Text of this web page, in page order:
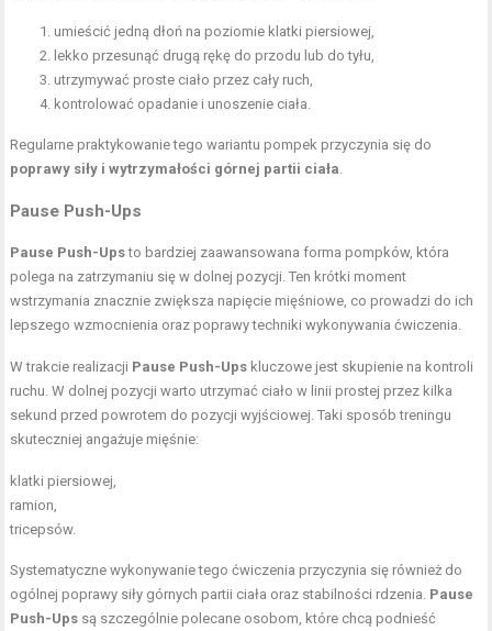
umieścić jedną dłoń na poziomie klatki piersiowej,
lekko przesunąć drugą rękę do przodu lub do tyłu,
utrzymywać proste ciało przez cały ruch,
kontrolować opadanie i unoszenie ciała.
Regularne praktykowanie tego wariantu pompek przyczynia się do
poprawy siły i wytrzymałości górnej partii ciała.
Pause Push-Ups
Pause Push-Upsto bardziej zaawansowana forma pompków, która
polega na zatrzymaniu się w dolnej pozycji. Ten krótki moment
wstrzymania znacznie zwiększa napięcie mięśniowe, co prowadzi do ich
lepszego wzmocnienia oraz poprawy techniki wykonywania ćwiczenia.
W trakcie realizacji Pause Push-Ups kluczowe jest skupienie na kontroli
ruchu. W dolnej pozycji warto utrzymać ciało w linii prostej przez kilka
sekund przed powrotem do pozycji wyjściowej. Taki sposób treningu
skuteczniej angażuje mięśnie:
klatki piersiowej,
ramion,
tricepsów.
Systematyczne wykonywanie tego ćwiczenia przyczynia się również do
ogólnej poprawy siły górnych partii ciała oraz stabilności rdzenia. Pause
Push-Ups są szczególnie polecane osobom, które chcą podnieść